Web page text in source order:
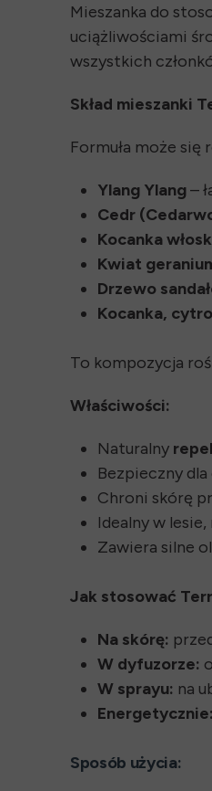
Mieszanka do
uciążliwościami
wszystkich
Skład mieszanki
Formuła może
Ylang Ylang–
Cedr
Kocanka
Kwiat
Drzewo
Kocanka,
To kompozycja
Właściwości:
Naturalny
Bezpieczny
Chroni skórę
Idealny w
Zawiera silne
Jak stosować
Na skórę:
W dyfuzorze:
W sprayu: na
Energetycznie:
Sposób użycia: